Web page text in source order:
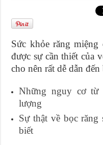
Sức khỏe răng
được sự cần thiết của
cho nên rất dễ dẫn
Những nguy cơ từ
lượng
Sự thật về bọc răng
biết